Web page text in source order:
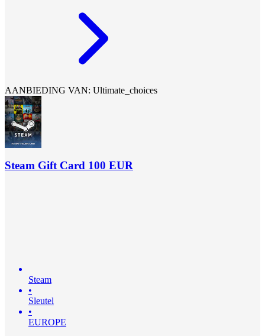
AANBIEDING VAN: Ultimate_choices
Steam Gift Card 100 EUR
Steam
•
Sleutel
•
EUROPE